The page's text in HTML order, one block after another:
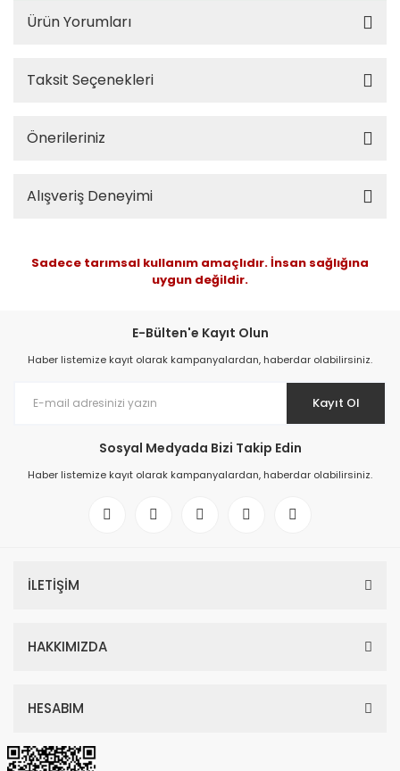
Ürün Yorumları
Taksit Seçenekleri
Önerileriniz
Alışveriş Deneyimi
Sadece tarımsal kullanım amaçlıdır. İnsan sağlığına
uygun değildir.
E-Bülten'e Kayıt Olun
Haber listemize kayıt olarak kampanyalardan, haberdar olabilirsiniz.
Kayıt Ol
Sosyal Medyada Bizi Takip Edin
Haber listemize kayıt olarak kampanyalardan, haberdar olabilirsiniz.
İLETİŞİM
HAKKIMIZDA
HESABIM